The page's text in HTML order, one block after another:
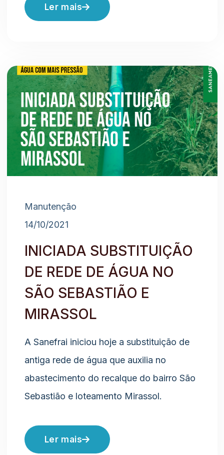
Ler mais
Manutenção
14/10/2021
INICIADA SUBSTITUIÇÃO
DE REDE DE ÁGUA NO
SÃO SEBASTIÃO E
MIRASSOL
A Sanefrai iniciou hoje a substituição de
antiga rede de água que auxilia no
abastecimento do recalque do bairro São
Sebastião e loteamento Mirassol.
Ler mais